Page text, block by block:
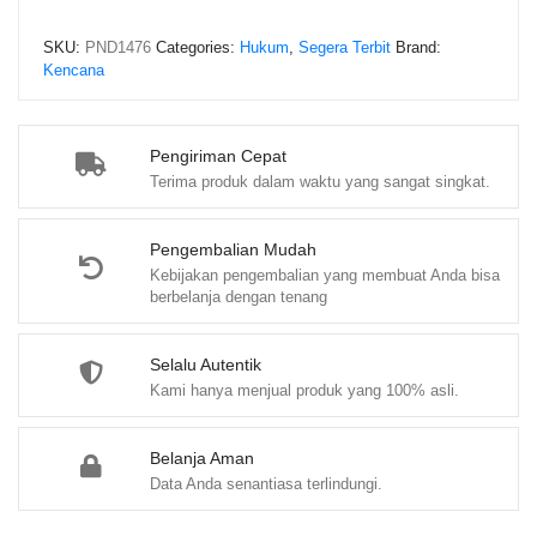
Pengiriman Cepat
Terima produk dalam waktu yang sangat singkat.
Pengembalian Mudah
Kebijakan pengembalian yang membuat Anda bisa
berbelanja dengan tenang
Selalu Autentik
Kami hanya menjual produk yang 100% asli.
Belanja Aman
Data Anda senantiasa terlindungi.
SKU: PND1476 Categories: Hukum, Segera Terbit Brand:
Kencana